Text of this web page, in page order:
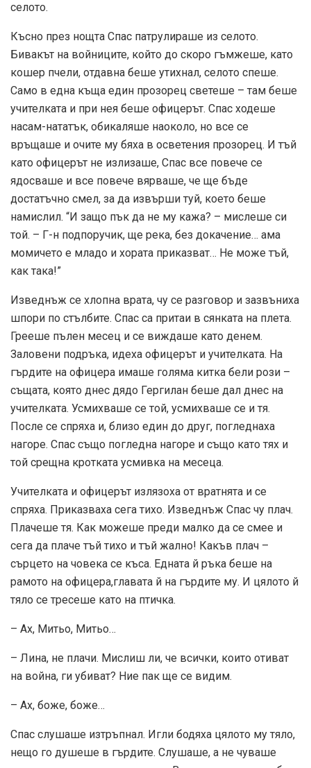
селото.
Късно през нощта Спас патрулираше из селото.
Бивакът на войниците, който до скоро гъмжеше, като
кошер пчели, отдавна беше утихнал, селото спеше.
Само в една къща един прозорец светеше – там беше
учителката и при нея беше офицерът. Спас ходеше
насам-нататък, обикаляше наоколо, но все се
връщаше и очите му бяха в осветения прозорец. И тъй
като офицерът не излизаше, Спас все повече се
ядосваше и все повече вярваше, че ще бъде
достатъчно смел, за да извърши туй, което беше
намислил. “И защо пък да не му кажа? – мислеше си
той. – Г-н подпоручик, ще река, без докачение… ама
момичето е младо и хората приказват… Не може тъй,
как така!”
Изведнъж се хлопна врата, чу се разговор и зазвъниха
шпори по стълбите. Спас са притаи в сянката на плета.
Грееше пълен месец и се виждаше като денем.
Заловени подръка, идеха офицерът и учителката. На
гърдите на офицера имаше голяма китка бели рози –
същата, която днес дядо Гергилан беше дал днес на
учителката. Усмихваше се той, усмихваше се и тя.
После се спряха и, близо един до друг, погледнаха
нагоре. Спас също погледна нагоре и също като тях и
той срещна кротката усмивка на месеца.
Учителката и офицерът излязоха от вратнята и се
спряха. Приказваха сега тихо. Изведнъж Спас чу плач.
Плачеше тя. Как можеше преди малко да се смее и
сега да плаче тъй тихо и тъй жално! Какъв плач –
сърцето на човека се къса. Едната й ръка беше на
рамото на офицера,главата й на гърдите му. И цялото й
тяло се тресеше като на птичка.
– Ах, Митьо, Митьо…
– Лина, не плачи. Мислиш ли, че всички, които отиват
на война, ги убиват? Ние пак ще се видим.
– Ах, боже, боже…
Спас слушаше изтръпнал. Игли бодяха цялото му тяло,
нещо го душеше в гърдите. Слушаше, а не чуваше